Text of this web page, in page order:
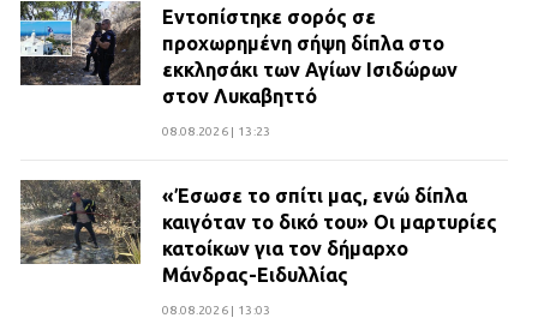
Εντοπίστηκε σορός σε
προχωρημένη σήψη δίπλα στο
εκκλησάκι των Αγίων Ισιδώρων
στον Λυκαβηττό
08.08.2026 | 13:23
«Έσωσε το σπίτι μας, ενώ δίπλα
καιγόταν το δικό του» Οι μαρτυρίες
κατοίκων για τον δήμαρχο
Μάνδρας-Ειδυλλίας
08.08.2026 | 13:03